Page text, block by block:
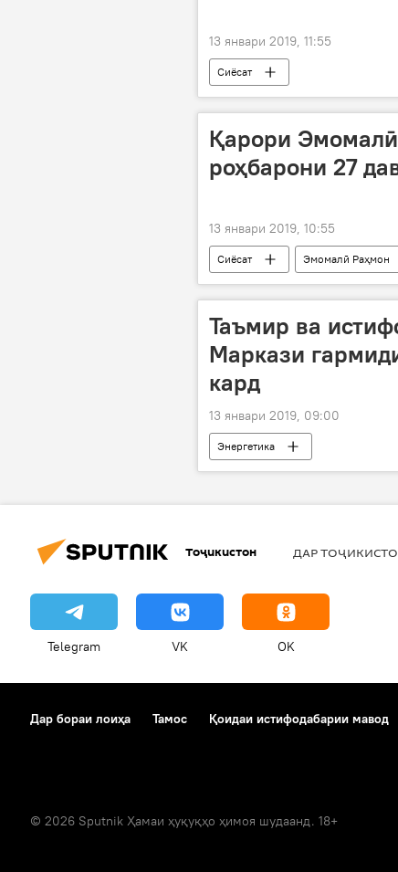
13 январи 2019, 11:55
Сиёсат
Қарори
роҳбарони 27
13 январи 2019, 10:55
Сиёсат Эмомалӣ Раҳмон
Таъмир ва
Маркази
кард
13 январи 2019, 09:00
Энергетика
Тоҷикистон ДАР
Telegram VK OK
Дар бораи лоиҳа Тамос Қоидаи истифодабарии мавод
© 2026 Sputnik Ҳамаи ҳуқуқҳо ҳимоя шудаанд. 18+